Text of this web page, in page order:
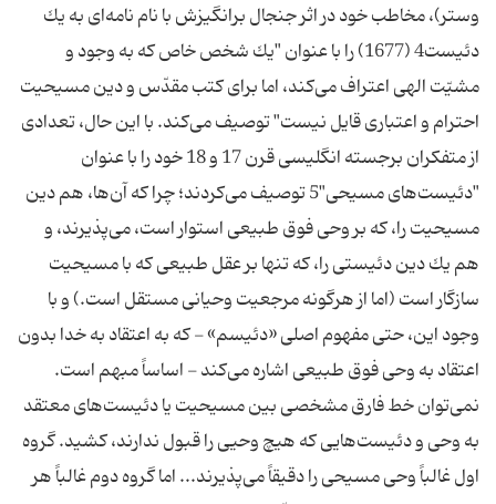
وستر)، مخاطب خود در اثر جنجال برانگيزش با نام نامه‌اى به يك
دئيست4 (1677) را با عنوان "يك شخص خاص كه به وجود و
مشيّت الهى اعتراف مى‌كند، اما براى كتب مقدّس و دين مسيحيت
احترام و اعتبارى قايل نيست" توصيف مى‌كند. با اين حال، تعدادى
از متفكران برجسته انگليسى قرن 17 و 18 خود را با عنوان
"دئيست‌هاى مسيحى"5 توصيف مى‌كردند؛ چرا كه آن‌ها، هم دين
مسيحيت را، كه بر وحى فوق طبيعى استوار است، مى‌پذيرند، و
هم يك دين دئيستى را، كه تنها بر عقل طبيعى كه با مسيحيت
سازگار است (اما از هرگونه مرجعيت وحيانى مستقل است.) و با
وجود اين، حتى مفهوم اصلى «دئيسم» - كه به اعتقاد به خدا بدون
اعتقاد به وحى فوق طبيعى اشاره مى‌كند - اساساً مبهم است.
نمى‌توان خط فارق مشخصى بين مسيحيت يا دئيست‌هاى معتقد
به وحى و دئيست‌هايى كه هيچ وحيى را قبول ندارند، كشيد. گروه
اول غالباً وحى مسيحى را دقيقاً مى‌پذيرند... اما گروه دوم غالباً هر